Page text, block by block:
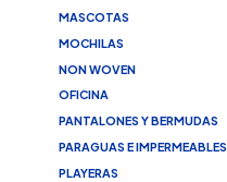
MASCOTAS
MOCHILAS
NON WOVEN
OFICINA
PANTALONES Y BERMUDAS
PARAGUAS E IMPERMEABLES
PLAYERAS